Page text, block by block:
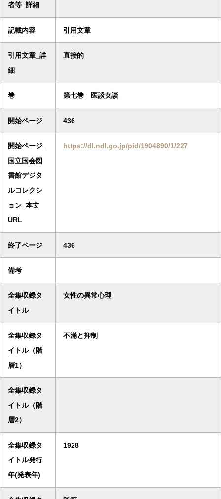
者等_詳細
記載内容 引用文章
引用文章_詳
細
直接的
巻 第七巻 医談女談
開始ページ 436
開始ページ_
国立国会図
書館デジタ
ルコレクシ
ョン_本文
URL
https://dl.ndl.go.jp/pid/1904890/1/227
終了ページ 436
備考
全集収録タ
イトル
女性の異常心理
全集収録タ
イトル（階
層1）
不滿と抑制
全集収録タ
イトル（階
層2）
全集収録タ
イトル発行
年(発表年)
1928